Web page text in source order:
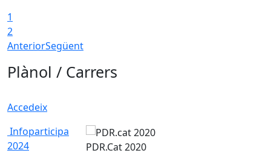
1
2
AnteriorSegüent
Plànol / Carrers
Accedeix
Infoparticipa
2024
PDR.Cat 2020